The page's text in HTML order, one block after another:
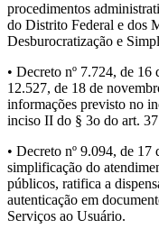
procedimentos
do Distrito Federal e dos
Desburocratização e
• Decreto nº 7.724, de
12.527, de 18 de
informações previsto no
inciso II do § 3o do art.
• Decreto nº 9.094, de
simplificação do
públicos, ratifica a
autenticação em
Serviços ao Usuário.